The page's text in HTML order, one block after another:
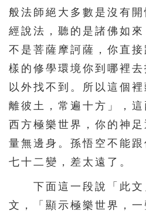
般法師絕大多數是沒有
經說法，聽的是諸佛如來
不是菩薩摩訶薩，你直
樣的修學環境你到哪裡
以外找不到。所以這個
離彼土，常遍十方」，這
西方極樂世界，你的神
量無邊身。孫悟空不能
七十二變，差太遠了。
下面這一段說「此文
文，「顯示極樂世界，一